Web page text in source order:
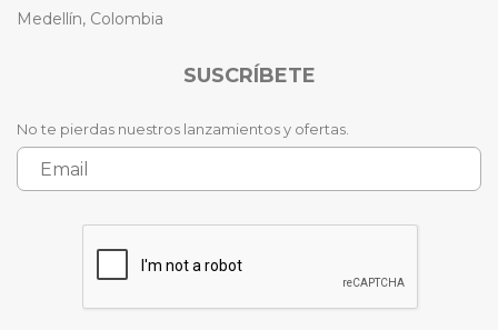
Medellín, Colombia
SUSCRÍBETE
No te pierdas nuestros lanzamientos y ofertas.